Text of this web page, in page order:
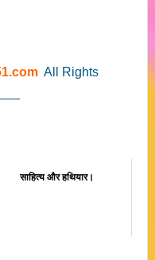
All Rights
साहित्य और हथियार।